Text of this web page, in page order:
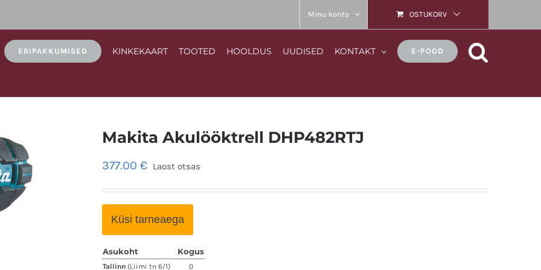
Minu konto OSTUKORV
ERIPAKKUMISED KINKEKAART TOOTED HOOLDUS UUDISED KONTAKT E-POOD
Makita Akulööktrell DHP482RTJ
377.00 € Laost otsas
Küsi tarneaega
Asukoht Kogus
Tallinn (Liimi tn 6/1)
0